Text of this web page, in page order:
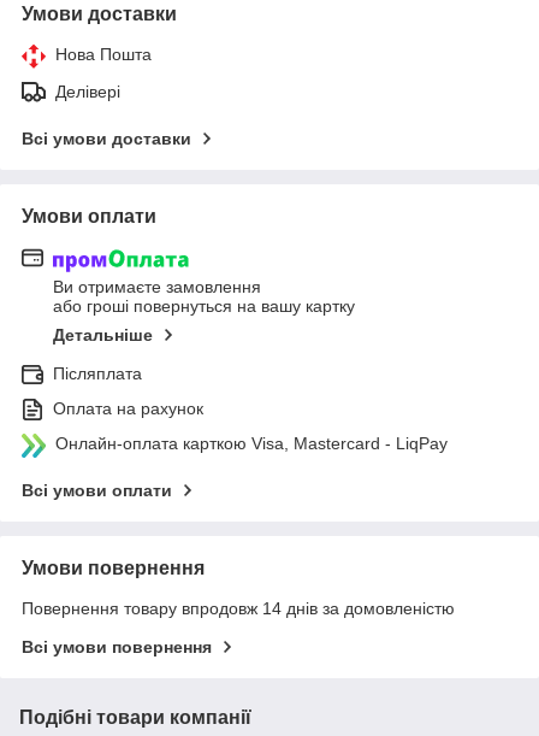
Умови доставки
Нова Пошта
Делівері
Всі умови доставки
Умови оплати
Ви отримаєте замовлення
або гроші повернуться на вашу картку
Детальніше
Післяплата
Оплата на рахунок
Онлайн-оплата карткою Visa, Mastercard - LiqPay
Всі умови оплати
Умови повернення
Повернення товару впродовж 14 днів за домовленістю
Всі умови повернення
Подібні товари компанії